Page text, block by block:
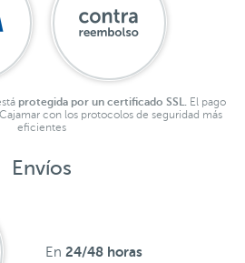
protegida por un certificado SSL. El pago
con los protocolos de seguridad más
eficientes
Envíos
En 24/48 horas